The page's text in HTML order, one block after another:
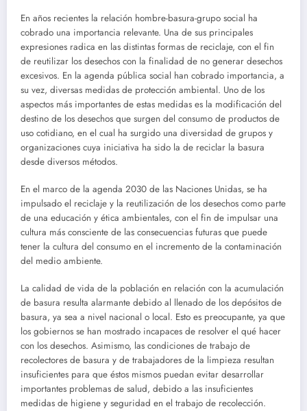
En años recientes la relación hombre-basura-grupo social ha
cobrado una importancia relevante. Una de sus principales
expresiones radica en las distintas formas de reciclaje, con el fin
de reutilizar los desechos con la finalidad de no generar desechos
excesivos. En la agenda pública social han cobrado importancia, a
su vez, diversas medidas de protección ambiental. Uno de los
aspectos más importantes de estas medidas es la modificación del
destino de los desechos que surgen del consumo de productos de
uso cotidiano, en el cual ha surgido una diversidad de grupos y
organizaciones cuya iniciativa ha sido la de reciclar la basura
desde diversos métodos.
En el marco de la agenda 2030 de las Naciones Unidas, se ha
impulsado el reciclaje y la reutilización de los desechos como parte
de una educación y ética ambientales, con el fin de impulsar una
cultura más consciente de las consecuencias futuras que puede
tener la cultura del consumo en el incremento de la contaminación
del medio ambiente.
La calidad de vida de la población en relación con la acumulación
de basura resulta alarmante debido al llenado de los depósitos de
basura, ya sea a nivel nacional o local. Esto es preocupante, ya que
los gobiernos se han mostrado incapaces de resolver el qué hacer
con los desechos. Asimismo, las condiciones de trabajo de
recolectores de basura y de trabajadores de la limpieza resultan
insuficientes para que éstos mismos puedan evitar desarrollar
importantes problemas de salud, debido a las insuficientes
medidas de higiene y seguridad en el trabajo de recolección.